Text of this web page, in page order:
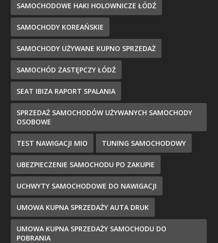
SAMOCHODOWE HAKI HOLOWNICZE ŁÓDŹ
SAMOCHODY KOREAŃSKIE
SAMOCHODY UŻYWANE KUPNO SPRZEDAŻ
SAMOCHÓD ZASTĘPCZY ŁÓDŹ
SEAT IBIZA RAPORT SPALANIA
SPRZEDAŻ SAMOCHODÓW UŻYWANYCH SAMOCHODY
OSOBOWE
TEST NAWIGACJI MIO TUNING SAMOCHODOWY
UBEZPIECZENIE SAMOCHODU PO ZAKUPIE
UCHWYTY SAMOCHODOWE DO NAWIGACJI
UMOWA KUPNA SPRZEDAŻY AUTA DRUK
UMOWA KUPNA SPRZEDAŻY SAMOCHODU DO
POBRANIA